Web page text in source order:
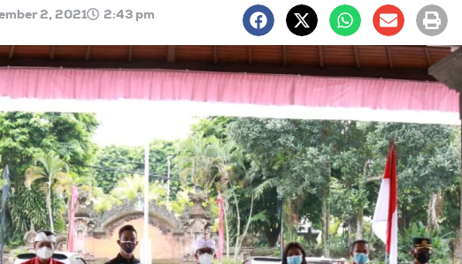
2, 2021 2:43 pm